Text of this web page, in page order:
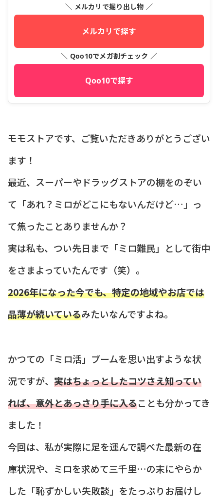
＼ メルカリで掘り出し物 ／
メルカリで探す
＼ Qoo10でメガ割チェック ／
Qoo10で探す
モモストアです、ご覧いただきありがとうござい
ます！
最近、スーパーやドラッグストアの棚をのぞい
て「あれ？ミロがどこにもないんだけど…」っ
て焦ったことありませんか？
実は私も、つい先日まで「ミロ難民」として街中
をさまよっていたんです（笑）。
2026年になった今でも、特定の地域やお店では
品薄が続いているみたいなんですよね。
かつての「ミロ活」ブームを思い出すような状
況ですが、 実はちょっとしたコツさえ知ってい
れば、意外とあっさり手に入ることも分かってき
ました！
今回は、私が実際に足を運んで調べた最新の在
庫状況や、ミロを求めて三千里…の末にやらか
した「恥ずかしい失敗談」をたっぷりお届けし